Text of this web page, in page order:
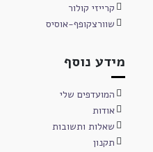
קרייזי קולור
שוורצקופף-אוסיס
מידע נוסף
המועדפים שלי
אודות
שאלות ותשובות
תקנון